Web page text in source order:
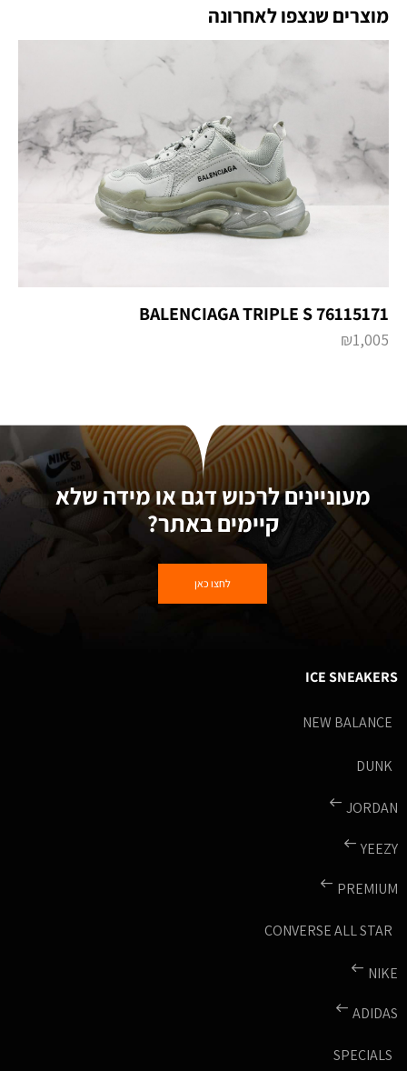
מוצרים שנצפו לאחרונה
BALENCIAGA TRIPLE S 76115171
₪1,005
מעוניינים לרכוש דגם או מידה שלא
קיימים באתר?
לחצו כאן
ICE SNEAKERS
NEW BALANCE
DUNK
JORDAN
YEEZY
PREMIUM
CONVERSE ALL STAR
NIKE
ADIDAS
SPECIALS